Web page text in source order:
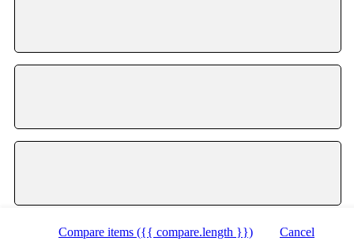
Compare items ({{ compare.length }}) Cancel